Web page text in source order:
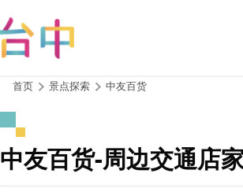
首页 景点探索 中友百货
中友百货-周边交通店